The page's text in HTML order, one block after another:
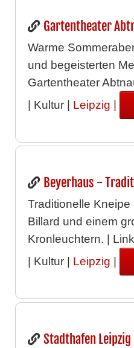
Gartentheater
Warme
und begeisterten
Gartentheater
| Kultur | Leipzig |
Beyerhaus -
Traditionelle
Billard und einem
Kronleuchtern. |
| Kultur | Leipzig
Stadthafen Leipzig